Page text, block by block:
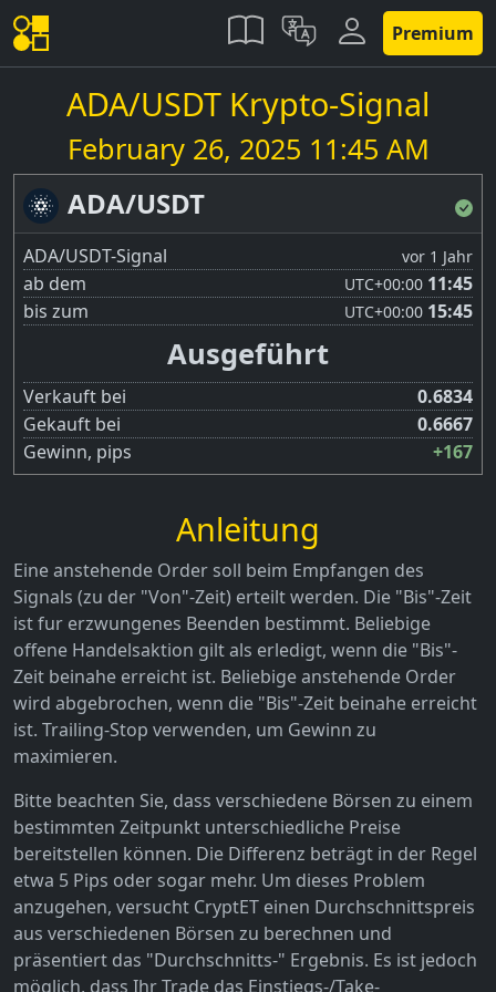
Premium
ADA/USDT Krypto-Signal
February 26, 2025 11:45 AM
ADA/USDT
ADA/USDT-Signal vor 1 Jahr
ab dem UTC+00:00 11:45
bis zum
UTC+00:00 15:45
Ausgeführt
Verkauft bei
0.6834
Gekauft bei
0.6667
Gewinn, pips
+167
Anleitung
Eine anstehende Order soll beim Empfangen des
Signals (zu der "Von"-Zeit) erteilt werden. Die "Bis"-Zeit
ist fur erzwungenes Beenden bestimmt. Beliebige
offene Handelsaktion gilt als erledigt, wenn die "Bis"-
Zeit beinahe erreicht ist. Beliebige anstehende Order
wird abgebrochen, wenn die "Bis"-Zeit beinahe erreicht
ist. Trailing-Stop verwenden, um Gewinn zu
maximieren.
Bitte beachten Sie, dass verschiedene Börsen zu einem
bestimmten Zeitpunkt unterschiedliche Preise
bereitstellen können. Die Differenz beträgt in der Regel
etwa 5 Pips oder sogar mehr. Um dieses Problem
anzugehen, versucht CryptET einen Durchschnittspreis
aus verschiedenen Börsen zu berechnen und
präsentiert das "Durchschnitts-" Ergebnis. Es ist jedoch
möglich, dass Ihr Trade das Einstiegs-/Take-